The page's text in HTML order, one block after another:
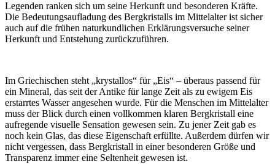
Legenden ranken sich um seine Herkunft und besonderen Kräfte.
Die Bedeutungsaufladung des Bergkristalls im Mittelalter ist sicher
auch auf die frühen naturkundlichen Erklärungsversuche seiner
Herkunft und Entstehung zurückzuführen.
Im Griechischen steht „krystallos“ für „Eis“ – überaus passend für
ein Mineral, das seit der Antike für lange Zeit als zu ewigem Eis
erstarrtes Wasser angesehen wurde. Für die Menschen im Mittelalter
muss der Blick durch einen vollkommen klaren Bergkristall eine
aufregende visuelle Sensation gewesen sein. Zu jener Zeit gab es
noch kein Glas, das diese Eigenschaft erfüllte. Außerdem dürfen wir
nicht vergessen, dass Bergkristall in einer besonderen Größe und
Transparenz immer eine Seltenheit gewesen ist.